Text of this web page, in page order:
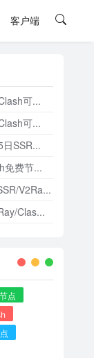
客户端
可...
可...
SSR...
免费节...
V2Ra...
Clas...
点